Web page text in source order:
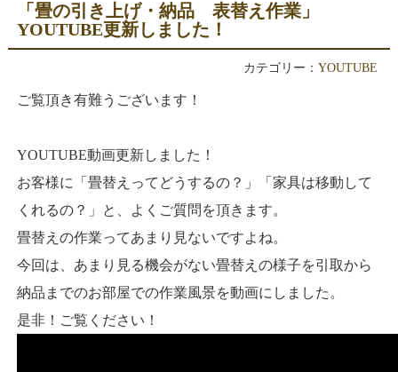
「畳の引き上げ・納品 表替え作業」
YOUTUBE更新しました！
カテゴリー：YOUTUBE
ご覧頂き有難うございます！
YOUTUBE動画更新しました！
お客様に「畳替えってどうするの？」「家具は移動して
くれるの？」と、よくご質問を頂きます。
畳替えの作業ってあまり見ないですよね。
今回は、あまり見る機会がない畳替えの様子を引取から
納品までのお部屋での作業風景を動画にしました。
是非！ご覧ください！